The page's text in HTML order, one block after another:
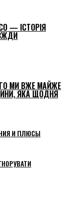
— ІСТОРІЯ
МИ ВЖЕ МАЙЖЕ
ЯКА ЩОДНЯ
И ПЛЮСЫ